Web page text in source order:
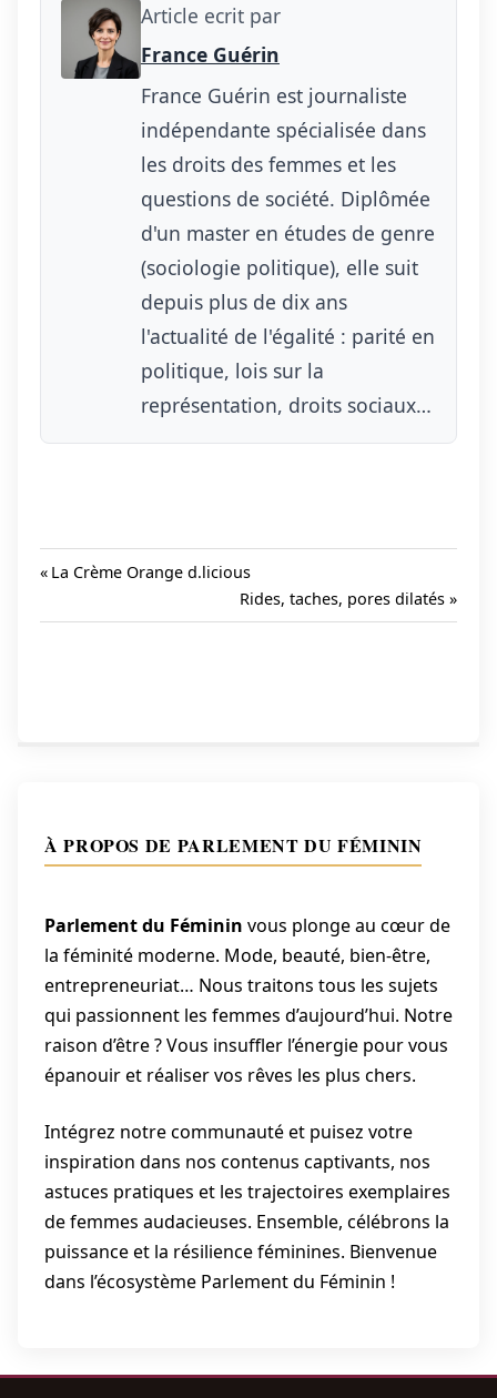
Article ecrit par
France Guérin
France Guérin est journaliste
indépendante spécialisée dans
les droits des femmes et les
questions de société. Diplômée
d'un master en études de genre
(sociologie politique), elle suit
depuis plus de dix ans
l'actualité de l'égalité : parité en
politique, lois sur la
représentation, droits sociaux…
Navigation
Previous
La Crème Orange d.licious
Next
Post:
Rides, taches, pores dilatés
À PROPOS DE PARLEMENT DU FÉMININ
Parlement du Féminin vous plonge au cœur de
la féminité moderne. Mode, beauté, bien-être,
entrepreneuriat… Nous traitons tous les sujets
qui passionnent les femmes d’aujourd’hui. Notre
raison d’être ? Vous insuffler l’énergie pour vous
épanouir et réaliser vos rêves les plus chers.
Intégrez notre communauté et puisez votre
inspiration dans nos contenus captivants, nos
astuces pratiques et les trajectoires exemplaires
de femmes audacieuses. Ensemble, célébrons la
puissance et la résilience féminines. Bienvenue
dans l’écosystème Parlement du Féminin !